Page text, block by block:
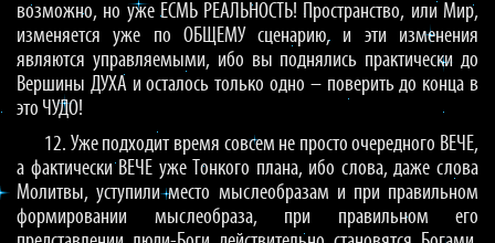
возможно, но уже ЕСМЬ РЕАЛЬНОСТЬ! Пространство, или Мир,
изменяется уже по ОБЩЕМУ сценарию, и эти изменения
являются управляемыми, ибо вы поднялись практически до
Вершины ДУХА и осталось только одно – поверить до конца в
это ЧУДО!
12. Уже подходит время совсем не просто очередного ВЕЧЕ,
а фактически ВЕЧЕ уже Тонкого плана, ибо слова, даже слова
Молитвы, уступили место мыслеобразам и при правильном
формировании мыслеобраза, при правильном его